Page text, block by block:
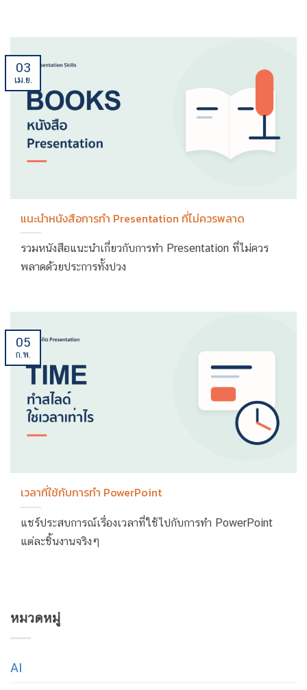
แนะนำหนังสือการทำ Presentation ที่ไม่ควรพลาด
รวมหนังสือแนะนำเกี่ยวกับการทำ Presentation ที่ไม่ควร
พลาดด้วยประการทั้งปวง
03
เม.ย.
เวลาที่ใช้กับการทำ PowerPoint
แชร์ประสบการณ์เรื่องเวลาที่ใช้ไปกับการทำ PowerPoint
แต่ละชิ้นงานจริงๆ
05
ก.พ.
หมวดหมู่
AI